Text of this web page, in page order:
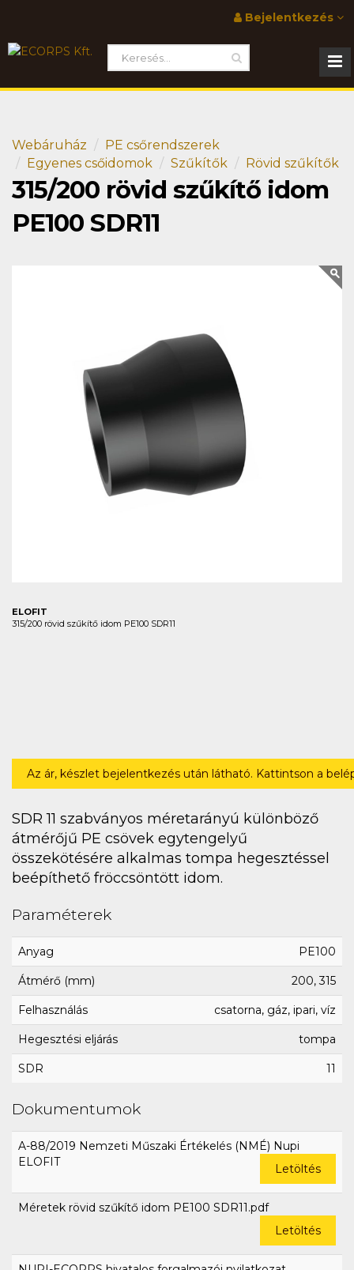
Bejelentkezés
Webáruház
PE csőrendszerek
Egyenes csőidomok
Szűkítők Rövid szűkítők
315/200 rövid szűkítő idom
PE100 SDR11
ELOFIT
315/200 rövid szűkítő idom PE100 SDR11
Az ár, készlet bejelentkezés után látható. Kattintson a
SDR 11 szabványos méretarányú különböző
átmérőjű PE csövek egytengelyű
összekötésére alkalmas tompa hegesztéssel
beépíthető fröccsöntött idom.
Paraméterek
Anyag PE100
Átmérő (mm) 200, 315
Felhasználás csatorna, gáz, ipari, víz
Hegesztési eljárás tompa
SDR 11
Dokumentumok
A-88/2019 Nemzeti Műszaki Értékelés (NMÉ) Nupi
ELOFIT
Letöltés
Méretek rövid szűkítő idom PE100 SDR11.pdf
Letöltés